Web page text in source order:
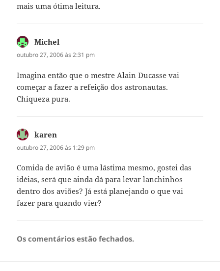
mais uma ótima leitura.
Michel
outubro 27, 2006 às 2:31 pm
Imagina então que o mestre Alain Ducasse vai
começar a fazer a refeição dos astronautas.
Chiqueza pura.
karen
outubro 27, 2006 às 1:29 pm
Comida de avião é uma lástima mesmo, gostei das
idéias, será que ainda dá para levar lanchinhos
dentro dos aviões? Já está planejando o que vai
fazer para quando vier?
Os comentários estão fechados.